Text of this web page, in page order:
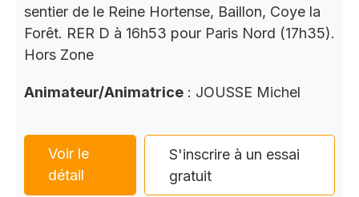
sentier de le Reine Hortense, Baillon, Coye la
Forêt. RER D à 16h53 pour Paris Nord (17h35).
Hors Zone
Animateur/Animatrice : JOUSSE Michel
Voir le
détail
S'inscrire à un essai
gratuit